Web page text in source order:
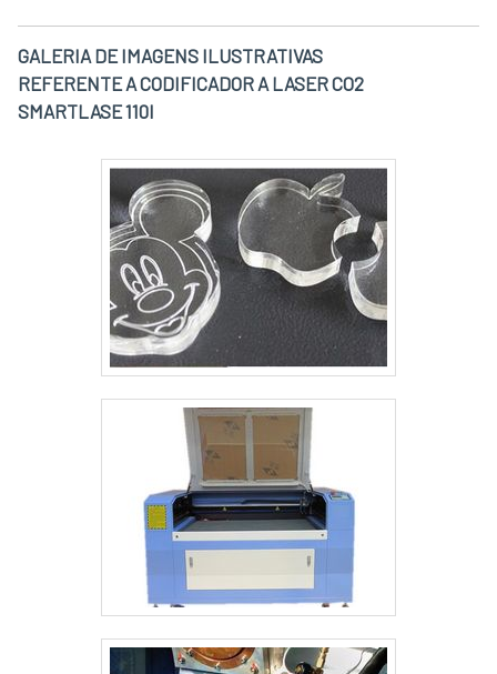
GALERIA DE IMAGENS ILUSTRATIVAS
REFERENTE A CODIFICADOR A LASER CO2
SMARTLASE 110I